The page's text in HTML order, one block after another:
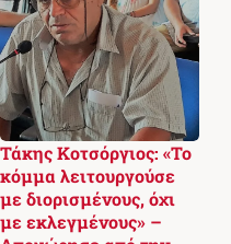
Τάκης Κοτσόργιος: «Το
κόμμα λειτουργούσε
με διορισμένους, όχι
με εκλεγμένους» –